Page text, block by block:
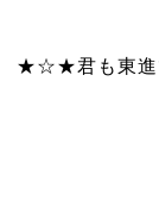
★☆★君も東進